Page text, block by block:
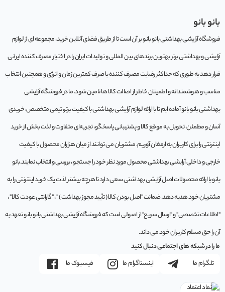
بانو بانو
فروشگاه آرایشی بهداشتی بانو بانو بر آن است تا از طریق فضای آنلاین خرید، مجموعه‌ ای از لوازم
آرایشی و بهداشتی برتر بهترین برندهای بین المللی و تولیدات ایران را در اختیار مصرف کننده ایرانی
قرار دهد به طوری که حداکثر رضایت مصرف کننده با صرف کمترین زمان و انرژی و همچنین انتخاب
مناسب و هوشمندانه و اطمینان خاطر از اصالت کالا ها تامین شود. ما در فروشگاه آرایشی
بهداشتی بانو بانو آماده ایم تا با ارائه لوازم آرایشی بهداشتی با کیفیت برتر، تیمی متخصص، خریدی
آسان و مطمئن، تحویل به موقع کالا و پشتیبانی پاسخگو، تجربه‌ای متفاوت و لذت بخش از خرید
اینترنتی را برای کاربران به ارمغان آوریم. مشتريان می توانند از ميان هزاران محصول با کيفيت
خارجی و داخلی آرایشی بهداشتی محصول مورد نظر خود را جستجو ، بررسی و انتخاب نمايند.بانو
بانو با ارائه محصولات اصل آرایشی بهداشتی سعی دارد تا هرچه بیشتر لذت یک خرید اینترنتی را به
مشتریان خود هدیه دهد. ضمانت "اصل بودن کالا ( تأیید مجوز بهداشت ) " ، "گارانتی عودت کالا" ،
"اطلاعات تخصصی" و "ارسال سریع" از اصولی است که فروشگاه آرایشی بهداشتی بانو بانو تعهد به
آن را حق مسلم کاربران خود می داند.
ما را در شبکه های اجتماعی دنبال کنید
تلگرام ما
اینستاگرام ما فیسبوک ما